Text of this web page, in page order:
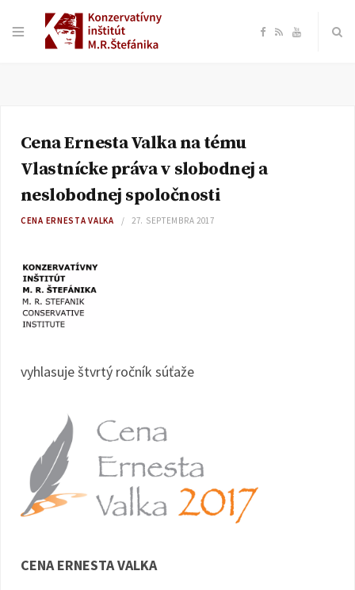
F R Y
Cena Ernesta Valka na tému
Vlastnícke práva v slobodnej a
neslobodnej spoločnosti
CENA ERNESTA VALKA 27. SEPTEMBRA 2017
vyhlasuje štvrtý ročník súťaže
CENA ERNESTA VALKA